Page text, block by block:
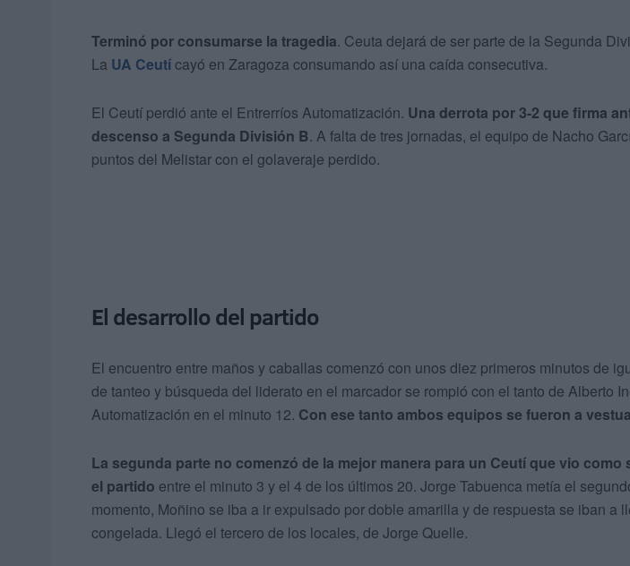
Terminó por consumarse la tragedia. Ceuta dejará de ser parte de la Segunda
La UA Ceutícayó en Zaragoza consumando así una caída consecutiva.
El Ceutí perdió ante el Entrerríos Automatización. Una derrota por 3-2 que firma
descenso a Segunda División B. A falta de tres jornadas, el equipo de Nacho
puntos del Melistar con el golaveraje perdido.
El desarrollo del partido
El encuentro entre maños y caballas comenzó con unos diez primeros minutos de
de tanteo y búsqueda del liderato en el marcador se rompió con el tanto de Alberto
Automatización en el minuto 12. Con ese tanto ambos equipos se fueron a
La segunda parte no comenzó de la mejor manera para un Ceutí que vio como
el partido entre el minuto 3 y el 4 de los últimos 20. Jorge Tabuenca metía el
momento, Moñino se iba a ir expulsado por doble amarilla y de respuesta se iban a
congelada. Llegó el tercero de los locales, de Jorge Quelle.